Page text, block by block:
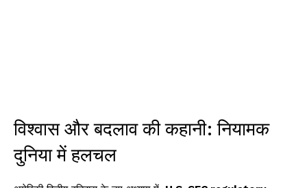
विश्वास और बदलाव की कहानी: नियामक
दुनिया में हलचल